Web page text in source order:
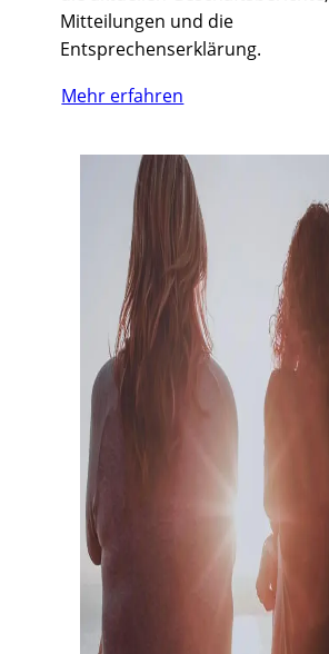
Mitteilungen und die
Entsprechenserklärung.
Mehr erfahren